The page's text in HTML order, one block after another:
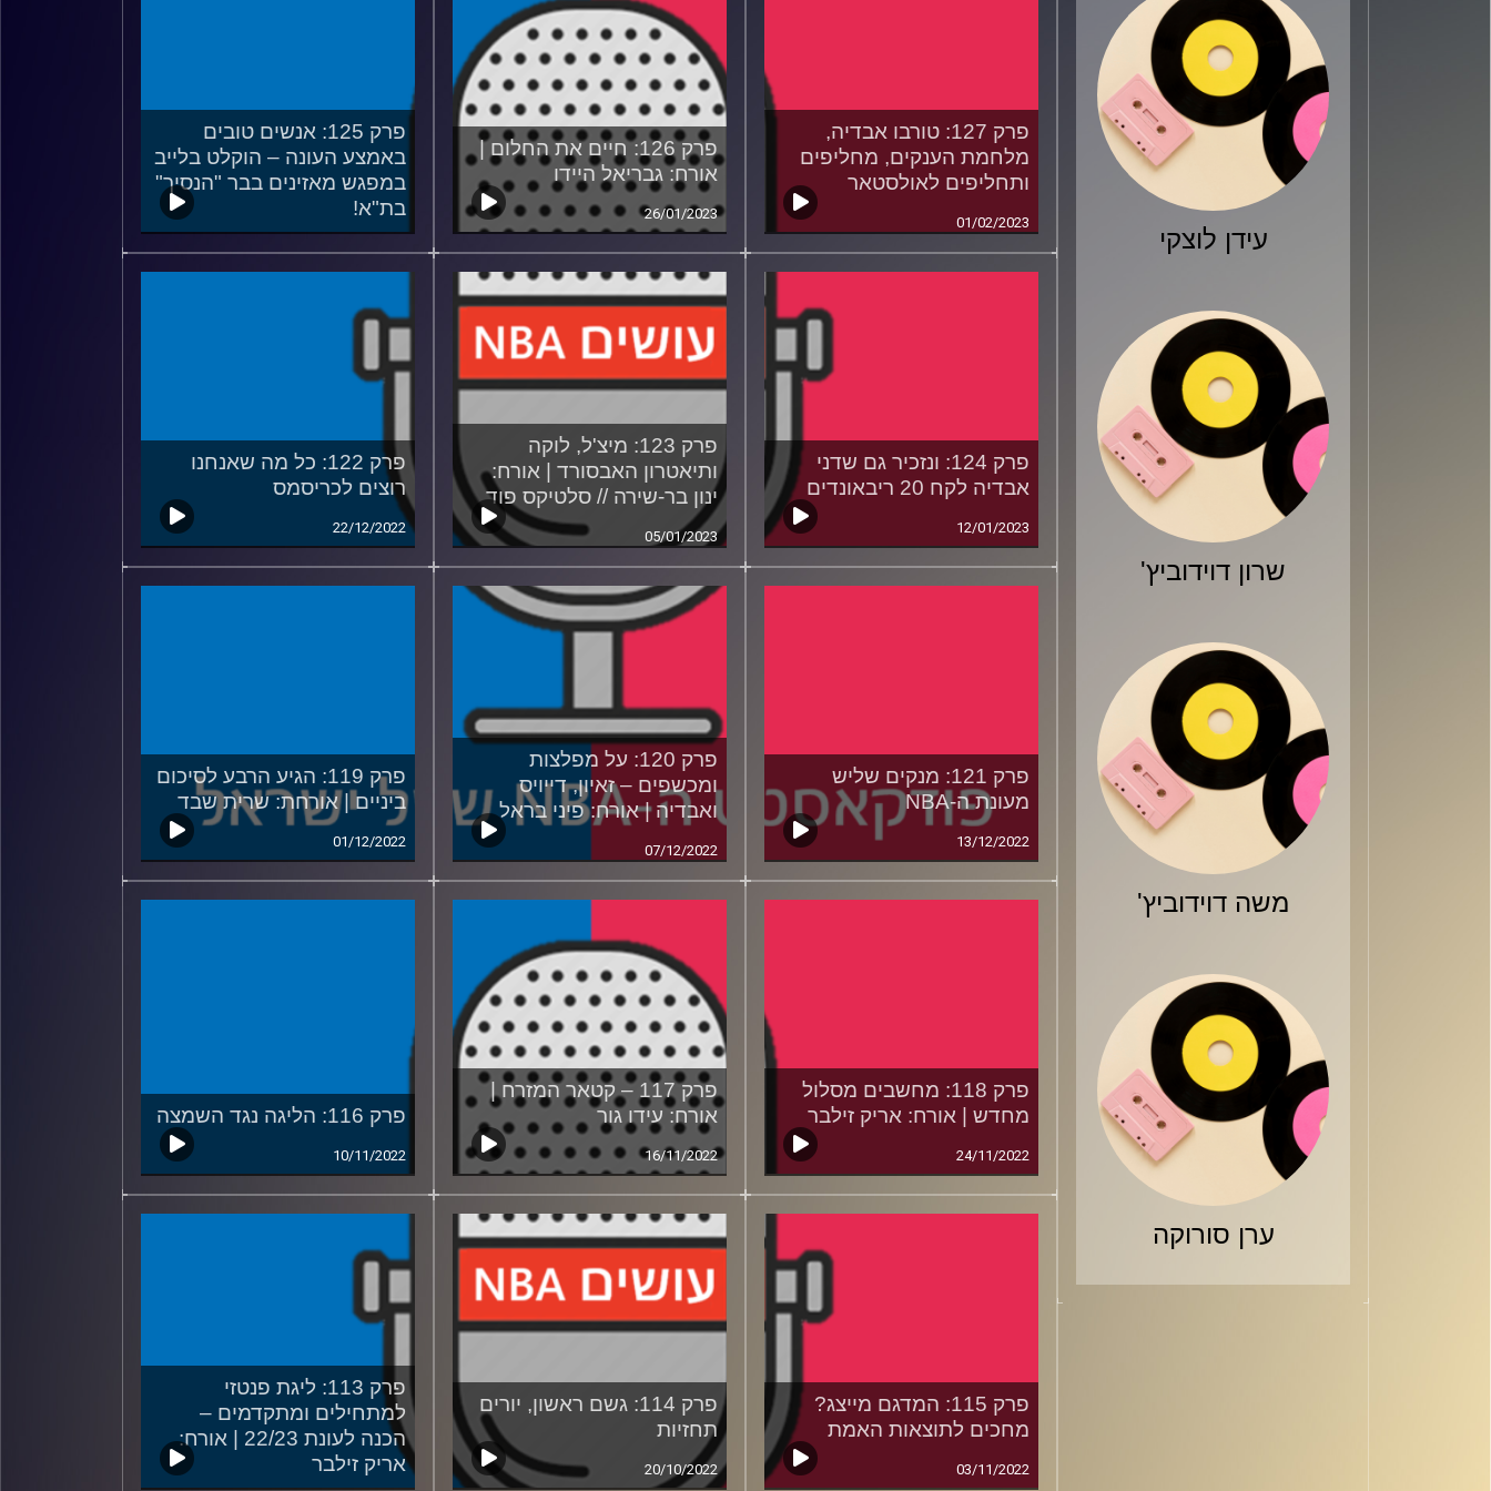
עידן לוצקי
שרון דוידוביץ'
משה דוידוביץ'
ערן סורוקה
פרק 127: טורבו אבדיה,
מלחמת הענקים, מחליפים
ותחליפים לאולסטאר
01/02/2023
פרק 126: חיים את החלום |
אורח: גבריאל היידו
26/01/2023
פרק 125: אנשים טובים
באמצע העונה – הוקלט בלייב
במפגש מאזינים בבר "הנסיך"
בת"א!
19/01/2023
פרק 124: ונזכיר גם שדני
אבדיה לקח 20 ריבאונדים
12/01/2023
פרק 123: מיצ'ל, לוקה
ותיאטרון האבסורד | אורח:
ינון בר-שירה // סלטיקס פוד
05/01/2023
פרק 122: כל מה שאנחנו
רוצים לכריסמס
22/12/2022
פרק 121: מנקים שליש
מעונת ה-NBA
13/12/2022
פרק 120: על מפלצות
ומכשפים – זאיון, דייויס
ואבדיה | אורח: פיני בראל
07/12/2022
פרק 119: הגיע הרבע לסיכום
ביניים | אורחת: שרית שבד
01/12/2022
פרק 118: מחשבים מסלול
מחדש | אורח: אריק זילבר
24/11/2022
פרק 117 – קטאר המזרח |
אורח: עידו גור
16/11/2022
פרק 116: הליגה נגד השמצה
10/11/2022
פרק 115: המדגם מייצג?
מחכים לתוצאות האמת
03/11/2022
פרק 114: גשם ראשון, יורים
תחזיות
20/10/2022
פרק 113: ליגת פנטזי
למתחילים ומתקדמים –
הכנה לעונת 22/23 | אורח:
אריק זילבר